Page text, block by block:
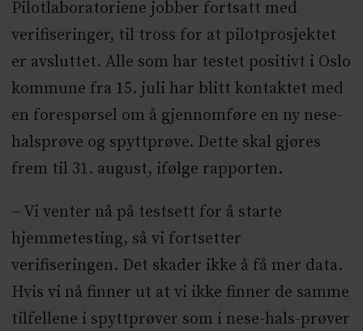
Pilotlaboratoriene jobber fortsatt med
verifiseringer, til tross for at pilotprosjektet
er avsluttet. Alle som har testet positivt i Oslo
kommune fra 15. juli har blitt kontaktet med
en forespørsel om å gjennomføre en ny nese-
halsprøve og spyttprøve. Dette skal gjøres
frem til 31. august, ifølge rapporten.
– Vi venter nå på testsett for å starte
hjemmetesting, så vi fortsetter
verifiseringen. Det skader ikke å få mer data.
Hvis vi nå finner ut at vi ikke finner de samme
tilfellene i spyttprøver som i nese-hals-prøver